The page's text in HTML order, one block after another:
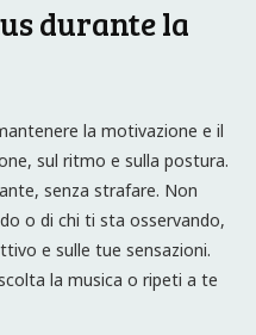
durante la
la motivazione e il
sul ritmo e sulla postura.
senza strafare. Non
o di chi ti sta osservando,
e sulle tue sensazioni.
la musica o ripeti a te